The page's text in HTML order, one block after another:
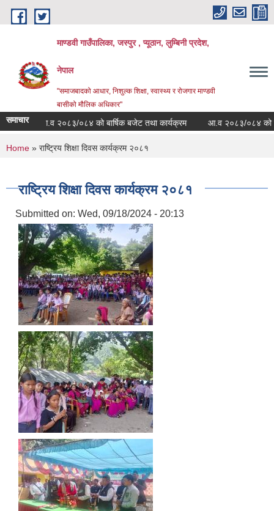
Skip to main content
माण्डवी गाउँपालिका, जस्पुर , प्यूठान, लुम्बिनी प्रदेश,
नेपाल
"समाजबादको आधार, निशुल्क शिक्षा, स्वास्थ्य र रोजगार माण्डवी
बासीको मौलिक अधिकार"
समाचारआ.व २०८३/०८४ को बार्षिक बजेट तथा कार्यक्रम आ.व २०८३/०८४ को बजेट
You are here
Home » राष्ट्रिय शिक्षा दिवस कार्यक्रम २०८१
राष्ट्रिय शिक्षा दिवस कार्यक्रम २०८१
Submitted on: Wed, 09/18/2024 - 20:13